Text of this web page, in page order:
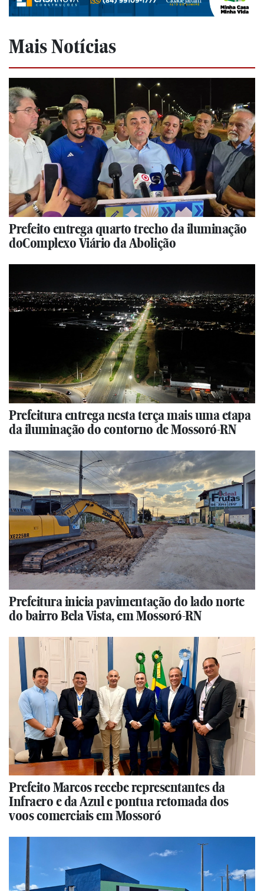
Mais Notícias
Prefeito entrega quarto trecho da iluminação
doComplexo Viário da Abolição
Prefeitura entrega nesta terça mais uma etapa
da iluminação do contorno de Mossoró-RN
Prefeitura inicia pavimentação do lado norte
do bairro Bela Vista, em Mossoró-RN
Prefeito Marcos recebe representantes da
Infraero e da Azul e pontua retomada dos
voos comerciais em Mossoró